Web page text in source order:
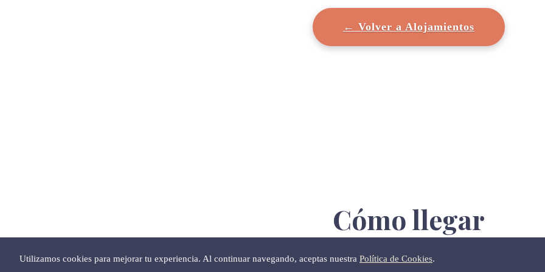
← Volver a Alojamientos
Cómo llegar
Utilizamos cookies para mejorar tu experiencia. Al continuar navegando, aceptas nuestra Política de Cookies.